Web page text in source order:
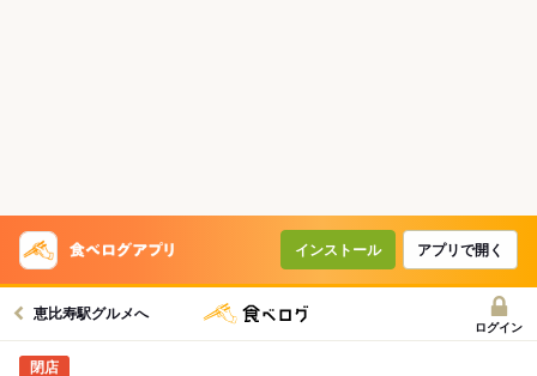
インストール アプリで開く
恵比寿駅グルメへ
ログイン